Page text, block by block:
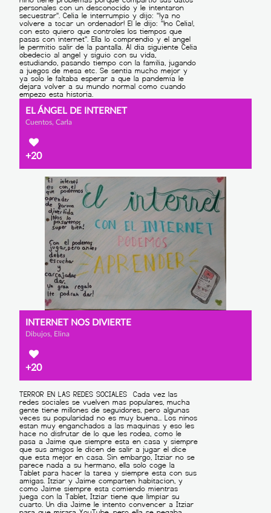
EL ÁNGEL DE INTERNET
Cuentos, Carla
+20
INTERNET NOS DIVIERTE
Dibujos, Elina
+20